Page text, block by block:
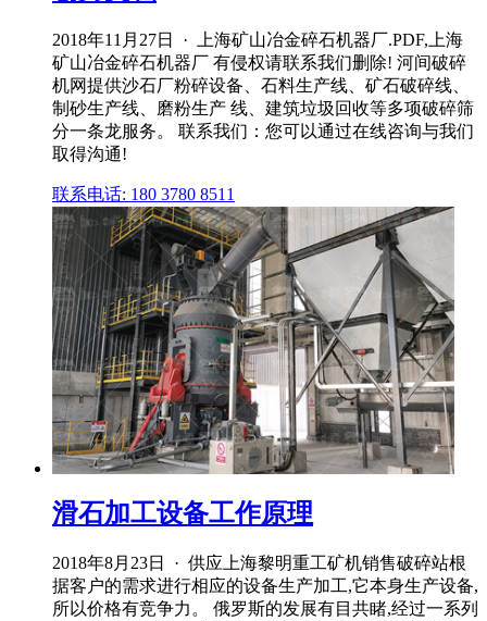
2018年11月27日 · 上海矿山冶金碎石机器厂.PDF,上海
矿山冶金碎石机器厂 有侵权请联系我们删除! 河间破碎
机网提供沙石厂粉碎设备、石料生产线、矿石破碎线、
制砂生产线、磨粉生产 线、建筑垃圾回收等多项破碎筛
分一条龙服务。 联系我们：您可以通过在线咨询与我们
取得沟通!
联系电话: 180 3780 8511
滑石加工设备工作原理
2018年8月23日 · 供应上海黎明重工矿机销售破碎站根
据客户的需求进行相应的设备生产加工,它本身生产设备,
所以价格有竞争力。 俄罗斯的发展有目共睹,经过一系列